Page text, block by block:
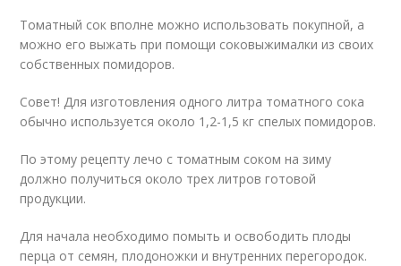
Томатный сок вполне можно использовать покупной, а
можно его выжать при помощи соковыжималки из своих
собственных помидоров.
Совет! Для изготовления одного литра томатного сока
обычно используется около 1,2-1,5 кг спелых помидоров.
По этому рецепту лечо с томатным соком на зиму
должно получиться около трех литров готовой
продукции.
Для начала необходимо помыть и освободить плоды
перца от семян, плодоножки и внутренних перегородок.